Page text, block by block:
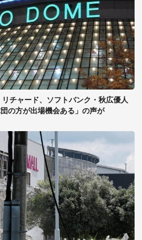
チャード、ソフトバンク・秋広優人
の方が出場機会ある」の声が